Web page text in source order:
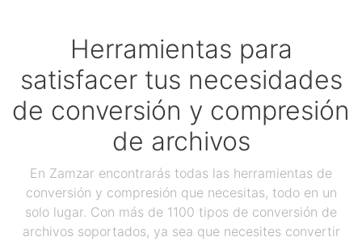
Herramientas para
satisfacer tus necesidades
de conversión y compresión
de archivos
En Zamzar encontrarás todas las herramientas de
conversión y compresión que necesitas, todo en un
solo lugar. Con más de 1100 tipos de conversión de
archivos soportados, ya sea que necesites convertir